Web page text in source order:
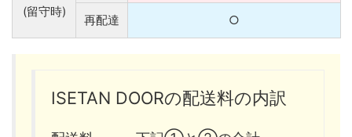
(留守時)
再配達 ○
ISETAN DOORの配送料の内訳